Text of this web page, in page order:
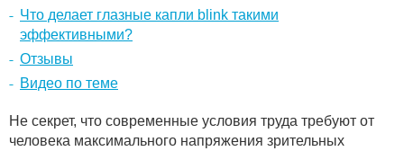
Что делает глазные капли blink такими
эффективными?
Отзывы
Видео по теме
Не секрет, что современные условия труда требуют от
человека максимального напряжения зрительных